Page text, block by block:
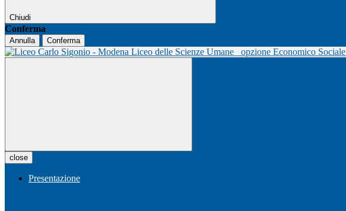
Chiudi
Conferma
Annulla Conferma
Liceo delle Scienze Umane opzione Economico Sociale
close
Presentazione